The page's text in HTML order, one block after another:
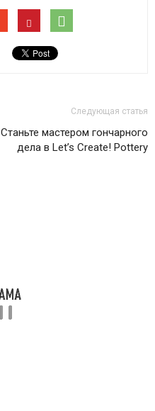
Следующая статья
Станьте мастером гончарного
дела в Let’s Create! Pottery